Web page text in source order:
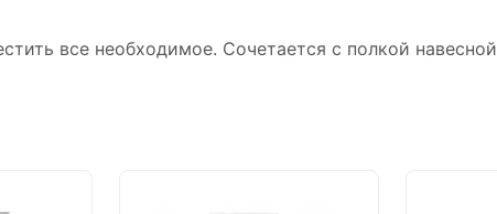
все необходимое. Сочетается с полкой